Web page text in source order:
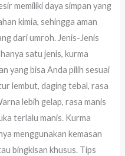
memiliki daya simpan yang
kimia, sehingga aman
dari umroh. Jenis-Jenis
satu jenis, kurma
yang bisa Anda pilih sesuai
lembut, daging tebal, rasa
lebih gelap, rasa manis
terlalu manis. Kurma
menggunakan kemasan
bingkisan khusus. Tips